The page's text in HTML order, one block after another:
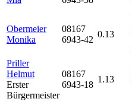
Obermeier
Monika
08167
6943-42
0.13
Priller
Helmut
Erster
Bürgermeister
08167
6943-18
1.13